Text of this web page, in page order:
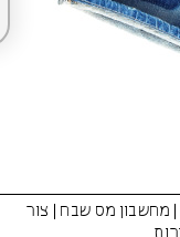
| מחשבון מס שבח
צור